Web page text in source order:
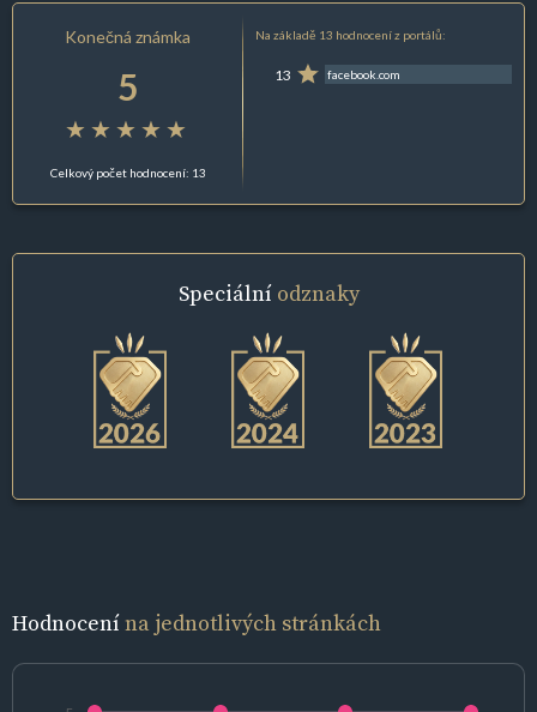
Konečná známka
5
Celkový počet hodnocení: 13
Na základě 13 hodnocení z portálů:
13 facebook.com
Speciální odznaky
Hodnocenína jednotlivých stránkách